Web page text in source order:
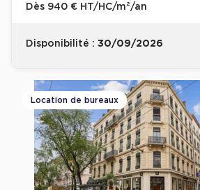
Dès 940 € HT/HC/m²/an
Disponibilité : 30/09/2026
Location de bureaux